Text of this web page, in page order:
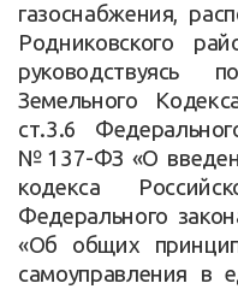
газоснабжения,
Родниковского
руководствуясь
Земельного
ст.3.6
№137-ФЗ «О
кодекса
Федерального
«Об общих
самоуправления в